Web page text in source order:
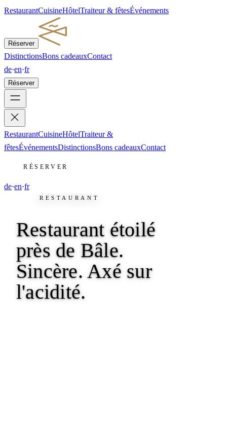
RestaurantCuisineHôtelTraiteur & fêtesÉvénements
Réserver
DistinctionsBons cadeauxContact
de·en·fr
Réserver
RestaurantCuisineHôtelTraiteur &
fêtesÉvénementsDistinctionsBons cadeauxContact
RÉSERVER
de·en·fr
RESTAURANT
Restaurant étoilé
près de Bâle.
Sincère. Axé sur
l'acidité.